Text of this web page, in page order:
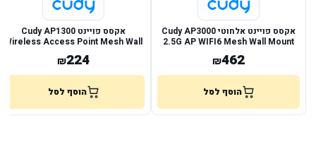
אקסס פויינט אלחוטי Cudy AP3000
2.5G AP WIFI6 Mesh Wall Mount
POE
₪462
הוסף לסל
אקסס פויינט Cudy AP1300
Wireless Access Point Mesh Wall
Mount
₪224
הוסף לסל